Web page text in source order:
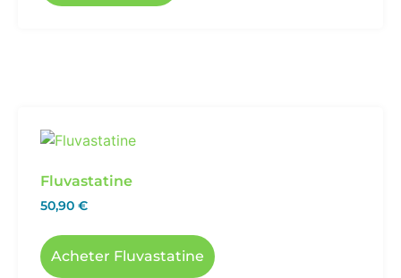
Fluvastatine
50,90 €
Acheter Fluvastatine